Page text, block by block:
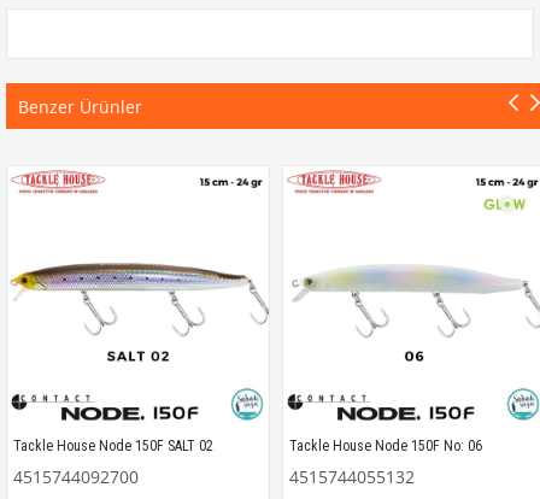
Benzer Ürünler
Tackle House Node 150F SALT 02
4515744092700
Tackle House Node 150F No: 06
4515744055132